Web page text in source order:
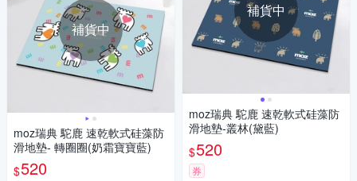
補貨中
moz瑞典 駝鹿 速乾軟式硅藻防
滑地墊- 轉圈圈(奶霜寶寶藍)
$520
補貨中
moz瑞典 駝鹿 速乾軟式硅藻防
滑地墊-叢林(黛藍)
$520
券